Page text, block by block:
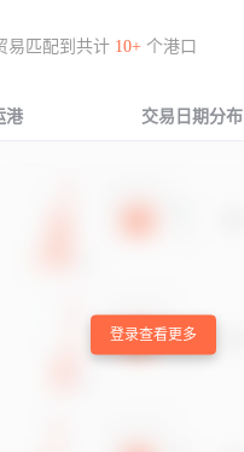
易匹配到共计 10+个港口
港 交易日期分布
登录查看更多